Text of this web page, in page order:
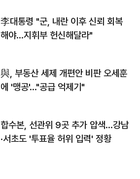
李대통령 "군, 내란 이후 신뢰 회복
해야…지휘부 헌신해달라"
與, 부동산 세제 개편안 비판 오세훈
에 '맹공'…"공급 억제기"
합수본, 선관위 9곳 추가 압색…강남
·서초도 '투표율 허위 입력' 정황